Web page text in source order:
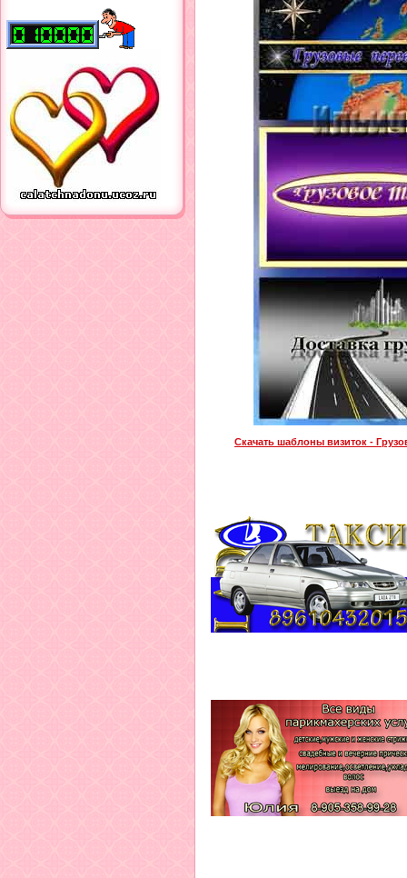
Скачать шаблоны визиток -